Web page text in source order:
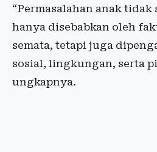
“Permasalahan anak
hanya disebabkan oleh
semata, tetapi juga
sosial, lingkungan, serta
ungkapnya.